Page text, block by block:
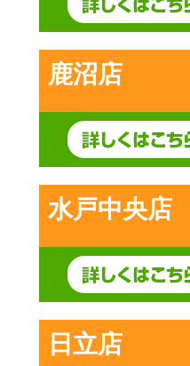
鹿沼店
水戸中央店
日立店